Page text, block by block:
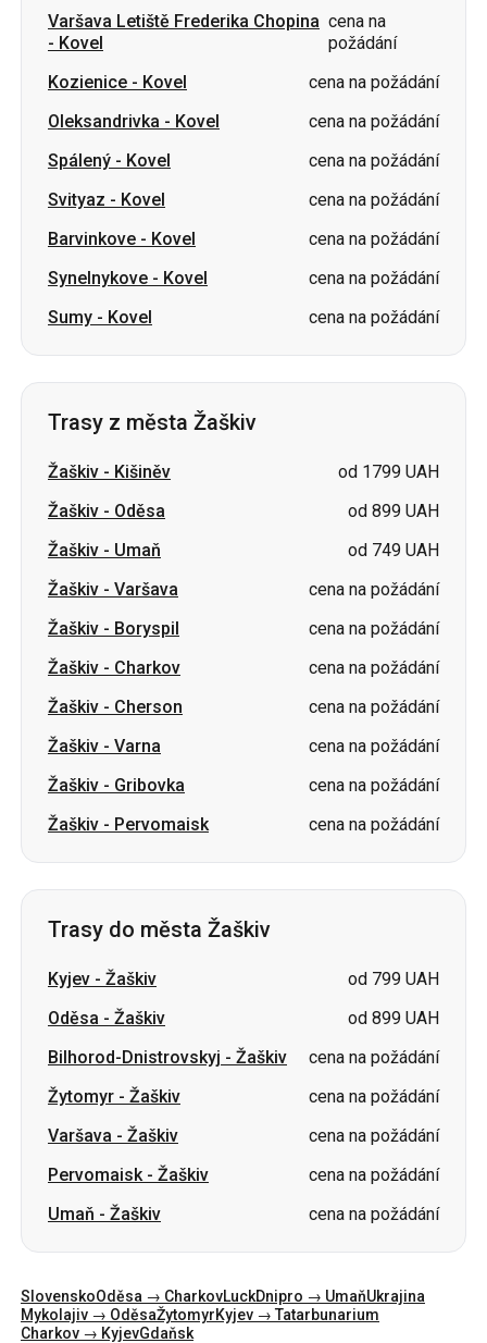
Varšava Letiště Frederika Chopina
- Kovel
cena na
požádání
Kozienice - Kovel
cena na požádání
Oleksandrivka - Kovel
cena na požádání
Spálený - Kovel
cena na požádání
Svityaz - Kovel
cena na požádání
Barvinkove - Kovel
cena na požádání
Synelnykove - Kovel
cena na požádání
Sumy - Kovel cena na požádání
Trasy z města Žaškiv
Žaškiv - Kišiněv
od 1799 UAH
Žaškiv - Oděsa
od 899 UAH
Žaškiv - Umaň
od 749 UAH
Žaškiv - Varšava
cena na požádání
Žaškiv - Boryspil
cena na požádání
Žaškiv - Charkov
cena na požádání
Žaškiv - Cherson
cena na požádání
Žaškiv - Varna
cena na požádání
Žaškiv - Gribovka
cena na požádání
Žaškiv - Pervomaisk cena na požádání
Trasy do města Žaškiv
Kyjev - Žaškiv
od 799 UAH
Oděsa - Žaškiv
od 899 UAH
Bilhorod-Dnistrovskyj - Žaškiv
cena na požádání
Žytomyr - Žaškiv
cena na požádání
Varšava - Žaškiv
cena na požádání
Pervomaisk- Žaškiv
cena na požádání
Umaň - Žaškiv cena na požádání
SlovenskoOděsa → CharkovLuckDnipro → UmaňUkrajina
Mykolajiv → OděsaŽytomyrKyjev → Tatarbunarium
Charkov → KyjevGdaňsk